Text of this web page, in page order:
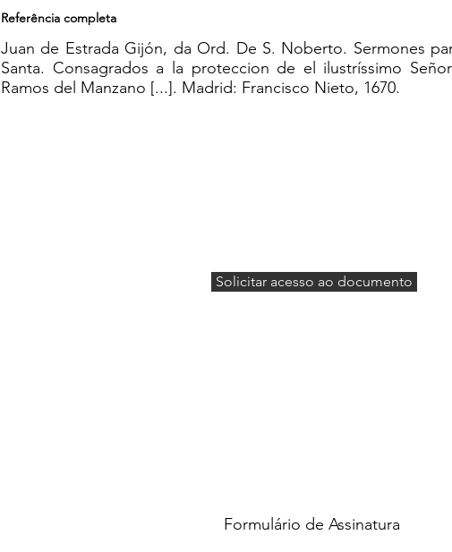
Referência completa
Juan de Estrada Gijón, da Ord. De S. Noberto. Sermones
Santa. Consagrados a la proteccion de el ilustríssimo
Ramos del Manzano [...]. Madrid: Francisco Nieto, 1670.
Solicitar acesso ao documento
Formulário de Assinatura